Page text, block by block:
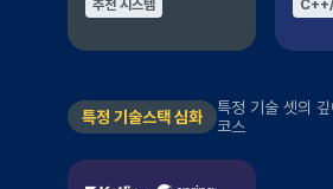
추천 시스템
특정 기술스택 심화
특정 기술 셋의
코스